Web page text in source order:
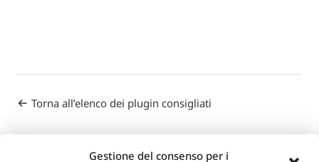
Gestione del consenso per i
Torna all’elenco dei plugin consigliati